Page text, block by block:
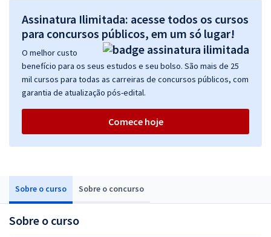
Sobre o curso Sobre o concurso
Sobre o curso
Assinatura Ilimitada: acesse todos os cursos
para concursos públicos, em um só lugar!
O melhor custo
benefício para os seus estudos e seu bolso. São mais de 25
mil cursos para todas as carreiras de concursos públicos, com
garantia de atualização pós-edital.
Comece hoje